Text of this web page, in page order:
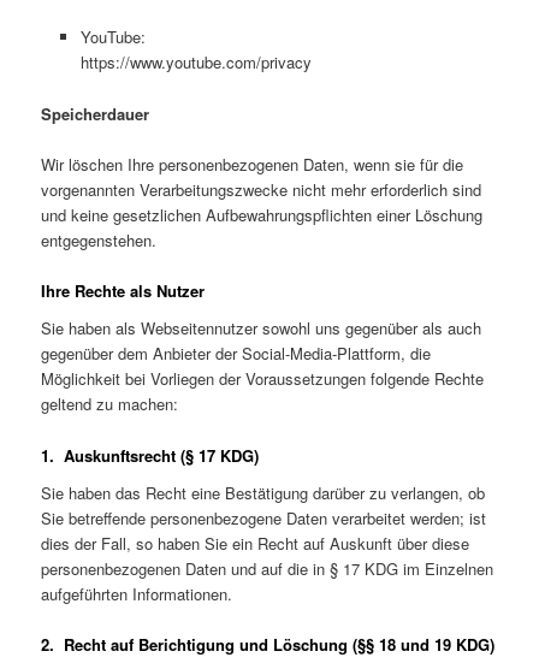
YouTube:
https://www.youtube.com/privacy
Speicherdauer
Wir löschen Ihre personenbezogenen Daten, wenn sie für die
vorgenannten Verarbeitungs­zwecke nicht mehr erforderlich sind
und keine gesetzlichen Aufbewahrungspflichten einer Löschung
entgegenstehen.
Ihre Rechte als Nutzer
Sie haben als Webseitennutzer sowohl uns gegenüber als auch
gegenüber dem Anbieter der Social-Media-Plattform, die
Möglichkeit bei Vorliegen der Voraussetzungen folgende Rechte
geltend zu machen:
1. Auskunftsrecht (§ 17 KDG)
Sie haben das Recht eine Bestätigung darüber zu verlangen, ob
Sie betreffende personen­bezogene Daten verarbeitet werden; ist
dies der Fall, so haben Sie ein Recht auf Auskunft über diese
personenbezogenen Daten und auf die in § 17 KDG im Einzelnen
aufgeführten Informationen.
2. Recht auf Berichtigung und Löschung (§§ 18 und 19 KDG)